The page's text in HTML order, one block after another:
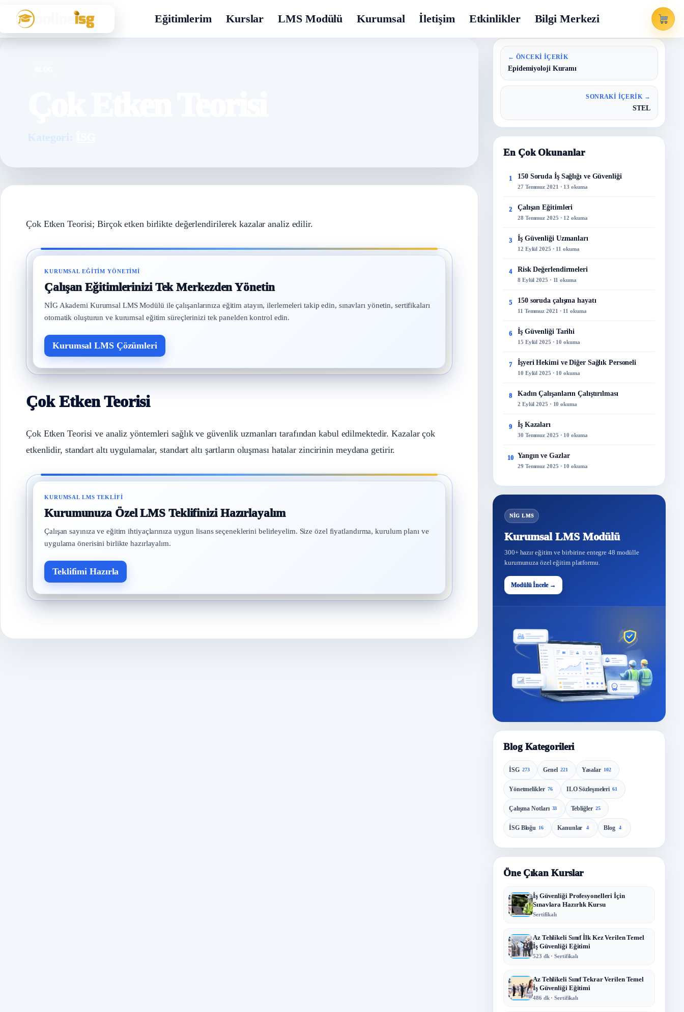
Eğitimlerim Kurslar LMS Modülü Kurumsal İletişim Etkinlikler Bilgi Merkezi
Kategori:
Çok Etken Teorisi; Birçok etken birlikte değerlendirilerek kazalar analiz edilir.
KURUMSAL EĞITIM YÖNETIMI
Çalışan Eğitimlerinizi Tek Merkezden Yönetin
NİG Akademi Kurumsal LMS Modülü ile çalışanlarınıza eğitim atayın, ilerlemeleri takip edin, sınavları yönetin, sertifikaları
otomatik oluşturun ve kurumsal eğitim süreçlerinizi tek panelden kontrol edin.
Kurumsal LMS Çözümleri
Çok Etken Teorisi
Çok Etken Teorisi ve analiz yöntemleri sağlık ve güvenlik uzmanları tarafından kabul edilmektedir. Kazalar çok
etkenlidir, standart altı uygulamalar, standart altı şartların oluşması hatalar zincirinin meydana getirir.
KURUMSAL LMS TEKLIFI
Kurumunuza Özel LMS Teklifinizi Hazırlayalım
Çalışan sayınıza ve eğitim ihtiyaçlarınıza uygun lisans seçeneklerini belirleyelim. Size özel fiyatlandırma, kurulum planı ve
uygulama önerisini birlikte hazırlayalım.
Teklifimi Hazırla
← ÖNCEKI İÇERIK
Epidemiyoloji Kuramı
SONRAKI İÇERIK →
STEL
En Çok Okunanlar
1 150 Soruda İş Sağlığı ve Güvenliği
27 Temmuz 2021 · 13 okuma
2 Çalışan Eğitimleri
28 Temmuz 2025 · 12 okuma
3 İş Güvenliği Uzmanları
12 Eylül 2025 · 11 okuma
4 Risk Değerlendirmeleri
8 Eylül 2025 · 11 okuma
5 150 soruda çalışma hayatı
11 Temmuz 2021 · 11 okuma
6 İş Güvenliği Tarihi
15 Eylül 2025 · 10 okuma
7 İşyeri Hekimi ve Diğer Sağlık Personeli
10 Eylül 2025 · 10 okuma
8 Kadın Çalışanların Çalıştırılması
2 Eylül 2025 · 10 okuma
9 İş Kazaları
30 Temmuz 2025 · 10 okuma
10 Yangın ve Gazlar
29 Temmuz 2025 · 10 okuma
NİG LMS
Kurumsal LMS Modülü
300+ hazır eğitim ve birbirine entegre 48 modülle
kurumunuza özel eğitim platformu.
Modülü İncele →
Blog Kategorileri
İSG 273 Genel 221 Yasalar 102
Yönetmelikler 76 ILO Sözleşmeleri 61
Çalışma Notları 33 Tebliğler 25
İSG Bloğu 16 Kanunlar 4 Blog 4
Öne Çıkan Kurslar
İş Güvenliği Profesyonelleri İçin
Sınavlara Hazırlık Kursu
Sertifikalı
Az Tehlikeli Sınıf İlk Kez Verilen Temel
İş Güvenliği Eğitimi
523 dk · Sertifikalı
Az Tehlikeli Sınıf Tekrar Verilen Temel
İş Güvenliği Eğitimi
486 dk · Sertifikalı